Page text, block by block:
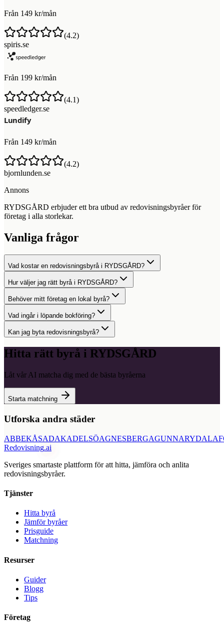
Från 149 kr/mån
(4.2)
spiris.se
Från 199 kr/mån
(4.1)
speedledger.se
Från 149 kr/mån
(4.2)
bjornlunden.se
Annons
RYDSGÅRD erbjuder ett bra utbud av redovisningsbyråer för
företag i alla storlekar.
Vanliga frågor
Vad kostar en redovisningsbyrå i RYDSGÅRD?
Hur väljer jag rätt byrå i RYDSGÅRD?
Behöver mitt företag en lokal byrå?
Vad ingår i löpande bokföring?
Kan jag byta redovisningsbyrå?
Hitta rätt byrå i RYDSGÅRD
Låt vår AI matcha dig med de bästa byråerna
Starta matchning
Utforska andra städer
ABBEKÅSADAKADELSÖAGNESBERGAGUNNARYD
Redovisning.ai
Sveriges smartaste plattform för att hitta, jämföra och anlita
redovisningsbyråer.
Tjänster
Hitta byrå
Jämför byråer
Prisguide
Matchning
Resurser
Guider
Blogg
Tips
Företag